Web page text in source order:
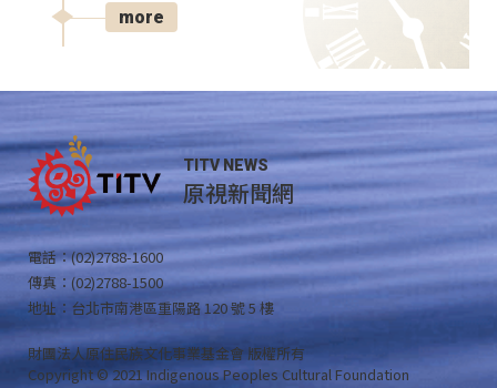
more
TITV NEWS
原視新聞網
電話：(02)2788-1600
傳真：(02)2788-1500
地址：台北市南港區重陽路 120 號 5 樓
財團法人原住民族文化事業基金會 版權所有
Copyright © 2021 Indigenous Peoples Cultural Foundation